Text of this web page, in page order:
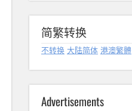
简繁转换
不转换 大陆简体 港澳繁體
Advertisements